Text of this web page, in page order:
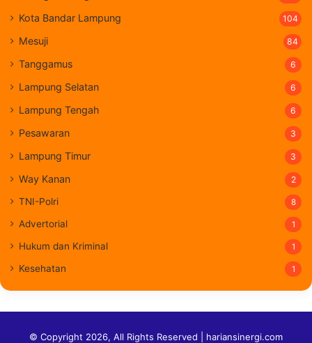
Kota Bandar Lampung 104
Mesuji 84
Tanggamus 6
Lampung Selatan 6
Lampung Tengah 6
Pesawaran 3
Lampung Timur 3
Way Kanan 2
TNI-Polri 8
Advertorial 1
Hukum dan Kriminal 1
Kesehatan 1
© Copyright 2026, All Rights Reserved | hariansinergi.com